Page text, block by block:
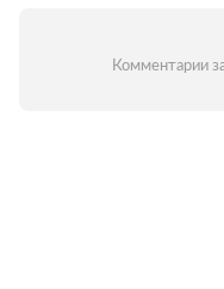
Комментарии